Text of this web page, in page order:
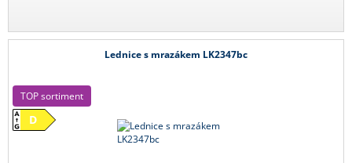
Lednice s mrazákem LK2347bc
TOP sortiment
D